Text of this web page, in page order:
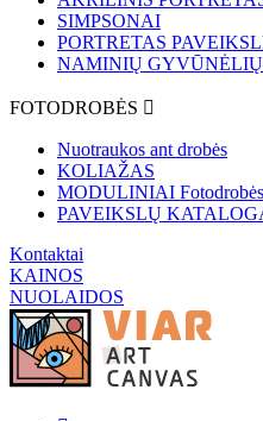
SIMPSONAI
PORTRETAS
NAMINIŲ GYVŪNĖLIŲ
FOTODROBĖS
Nuotraukos ant drobės
KOLIAŽAS
MODULINIAI Fotodrobės
PAVEIKSLŲ
Kontaktai
KAINOS
NUOLAIDOS